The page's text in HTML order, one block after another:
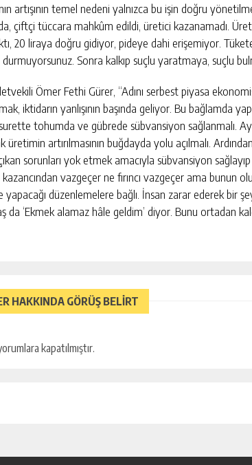
artışının temel nedeni yalnızca bu işin doğru
çiftçi tüccara mahkûm edildi, üretici kazanamadı.
20 liraya doğru gidiyor, pideye dahi erişemiyor.
durmuyorsunuz. Sonra kalkıp suçlu yaratmaya, suçlu
Ömer Fethi Gürer, “Adını serbest piyasa
iktidarın yanlışının başında geliyor. Bu bağlamda
tohumda ve gübrede sübvansiyon sağlanmalı.
üretimin artırılmasının buğdayda yolu açılmalı.
sorunları yok etmek amacıyla sübvansiyon
vazgeçer ne fırıncı vazgeçer ama bunun
yapacağı düzenlemelere bağlı. İnsan zarar ederek bir
da ‘Ekmek alamaz hâle geldim’ diyor. Bunu ortadan
HAKKINDA GÖRÜŞ BELİRT
kapatılmıştır.